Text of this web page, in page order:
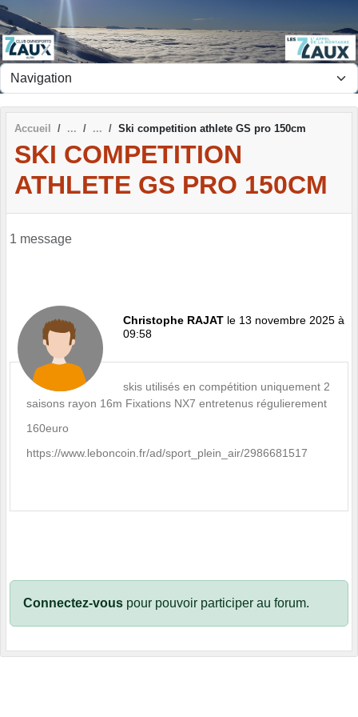
Accueil Ski competition athlete GS pro 150cm
SKI COMPETITION
ATHLETE GS PRO 150CM
1 message
Christophe RAJAT le 13 novembre 2025 à
09:58
skis utilisés en compétition uniquement 2
saisons rayon 16m Fixations NX7 entretenus régulierement
160euro
https://www.leboncoin.fr/ad/sport_plein_air/2986681517
Connectez-vous pour pouvoir participer au forum.
Panneau de gestion des cookies